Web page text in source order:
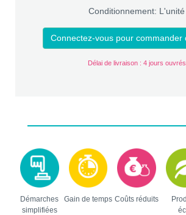
Conditionnement: L'unité
Connectez-vous pour commander
Délai de livraison : 4 jours ouvrés
Démarches
simplifiées
Gain de temps Coûts réduits